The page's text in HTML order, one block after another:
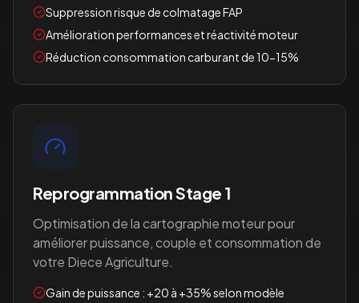
Suppression risque de colmatage FAP
Amélioration performances et réactivité moteur
Réduction consommation carburant de 10-15%
Reprogrammation Stage 1
Optimisation de la cartographie moteur pour
améliorer puissance, couple et consommation de
votre Diece Agriculture.
Gain de puissance : +20 à +35% selon modèle